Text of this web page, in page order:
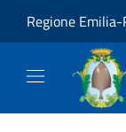
Regione